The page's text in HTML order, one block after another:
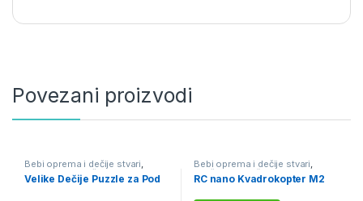
Povezani proizvodi
Bebi oprema i dečije stvari,
Edukativne igračke, puzle,
bojanke,Igračke i igre i školski
Velike Dečije Puzzle za Pod
Bebi oprema i dečije stvari,
Igračke i igre i školski pribor ,
Igračke na daljinski
RC nano Kvadrokopter M2